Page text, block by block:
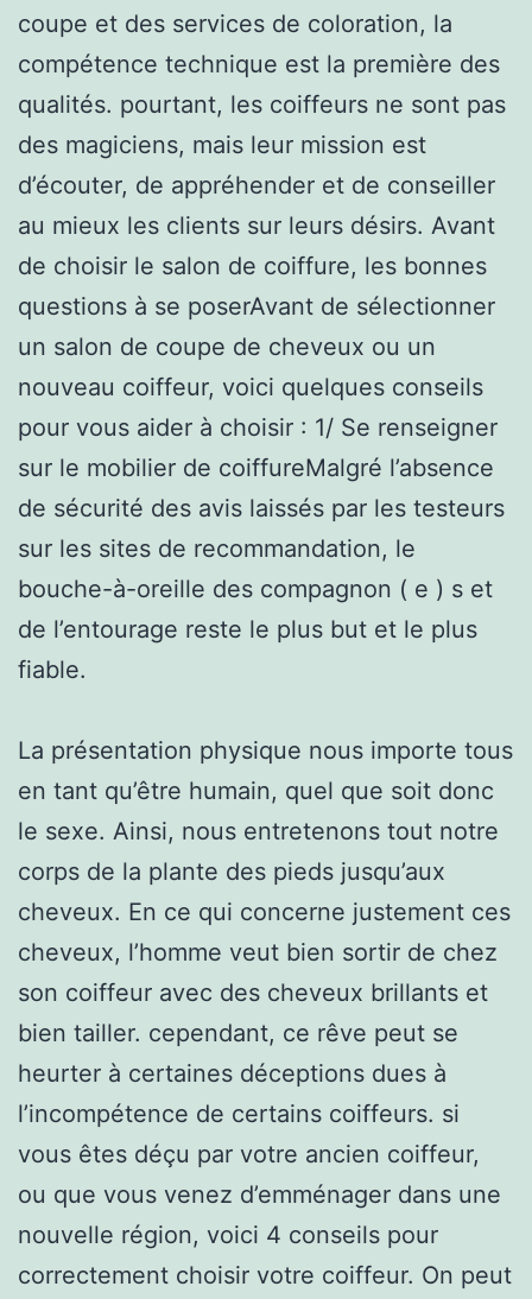
coupe et des services de coloration, la
compétence technique est la première des
qualités. pourtant, les coiffeurs ne sont pas
des magiciens, mais leur mission est
d’écouter, de appréhender et de conseiller
au mieux les clients sur leurs désirs. Avant
de choisir le salon de coiffure, les bonnes
questions à se poserAvant de sélectionner
un salon de coupe de cheveux ou un
nouveau coiffeur, voici quelques conseils
pour vous aider à choisir : 1/ Se renseigner
sur le mobilier de coiffureMalgré l’absence
de sécurité des avis laissés par les testeurs
sur les sites de recommandation, le
bouche-à-oreille des compagnon ( e ) s et
de l’entourage reste le plus but et le plus
fiable.
La présentation physique nous importe tous
en tant qu’être humain, quel que soit donc
le sexe. Ainsi, nous entretenons tout notre
corps de la plante des pieds jusqu’aux
cheveux. En ce qui concerne justement ces
cheveux, l’homme veut bien sortir de chez
son coiffeur avec des cheveux brillants et
bien tailler. cependant, ce rêve peut se
heurter à certaines déceptions dues à
l’incompétence de certains coiffeurs. si
vous êtes déçu par votre ancien coiffeur,
ou que vous venez d’emménager dans une
nouvelle région, voici 4 conseils pour
correctement choisir votre coiffeur. On peut